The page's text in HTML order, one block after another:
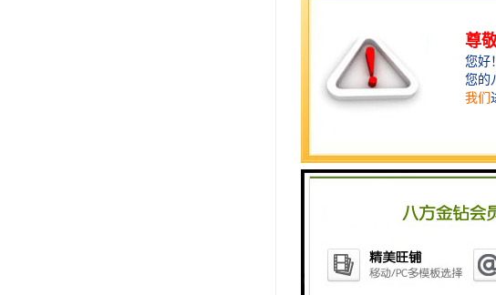
小区充电场景的特殊需求
首先是安全性，充电设备
其次是便捷性，充电桩的
此外，充电设备的耐用性
从用户需求角度分析，小